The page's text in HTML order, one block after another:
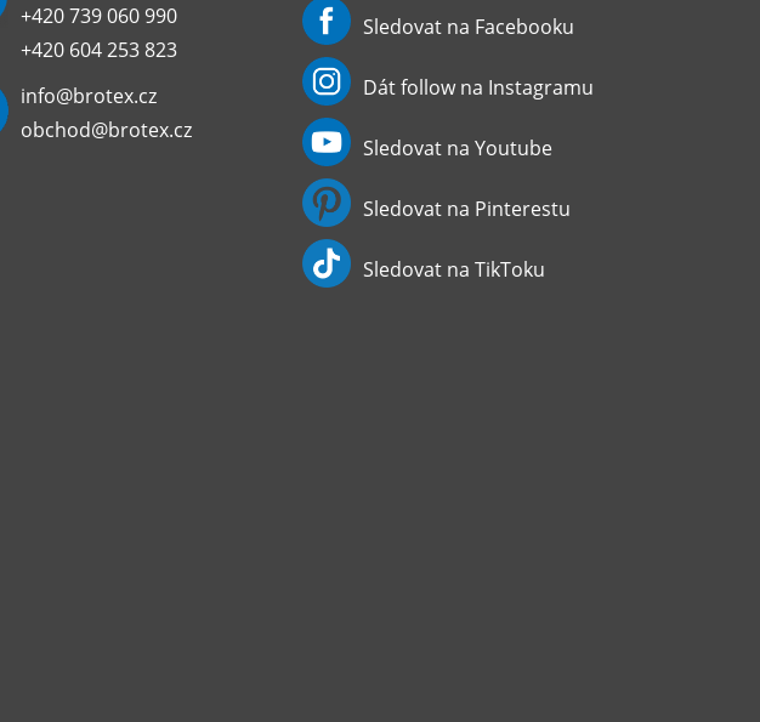
+420 739 060 990
+420 604 253 823
info@brotex.cz
obchod@brotex.cz
Sledovat na Facebooku
Dát follow na Instagramu
Sledovat na Youtube
Sledovat na Pinterestu
Sledovat na TikToku